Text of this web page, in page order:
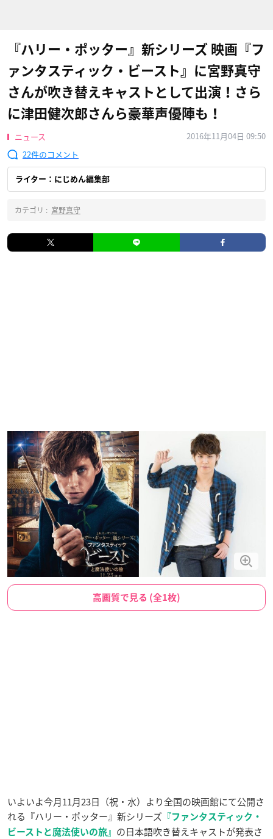
『ハリー・ポッター』新シリーズ 映画『フ
ァンタスティック・ビースト』​に宮野真守
さんが吹き替えキャストとして出演！さら
に津田健次郎さんら豪華声優陣も！
ニュース
2016年11月04日 09:50
22
ライター：にじめん編集部
カテゴリ : 宮野真守
高画質で見る (全1枚)
いよいよ今月11月23日（祝・水）より全国の映画館にて公開さ
れる『ハリー・ポッター』新シリーズ 『ファンタスティック・
ビーストと魔法使いの旅』 の日本語吹き替えキャストが発表さ